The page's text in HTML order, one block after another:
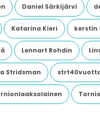
Daniel Särkijärvi
Katarina Kieri kerstin
Lennart Rohdin
Stridsman